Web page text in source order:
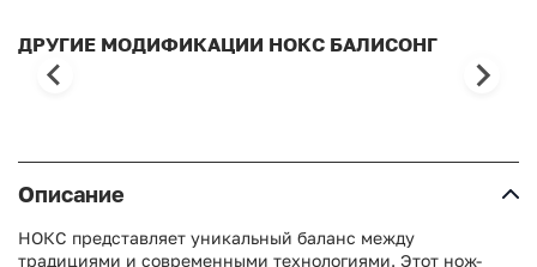
ДРУГИЕ МОДИФИКАЦИИ НОКС БАЛИСОНГ
Описание
НОКС представляет уникальный баланс между
традициями и современными технологиями. Этот нож-